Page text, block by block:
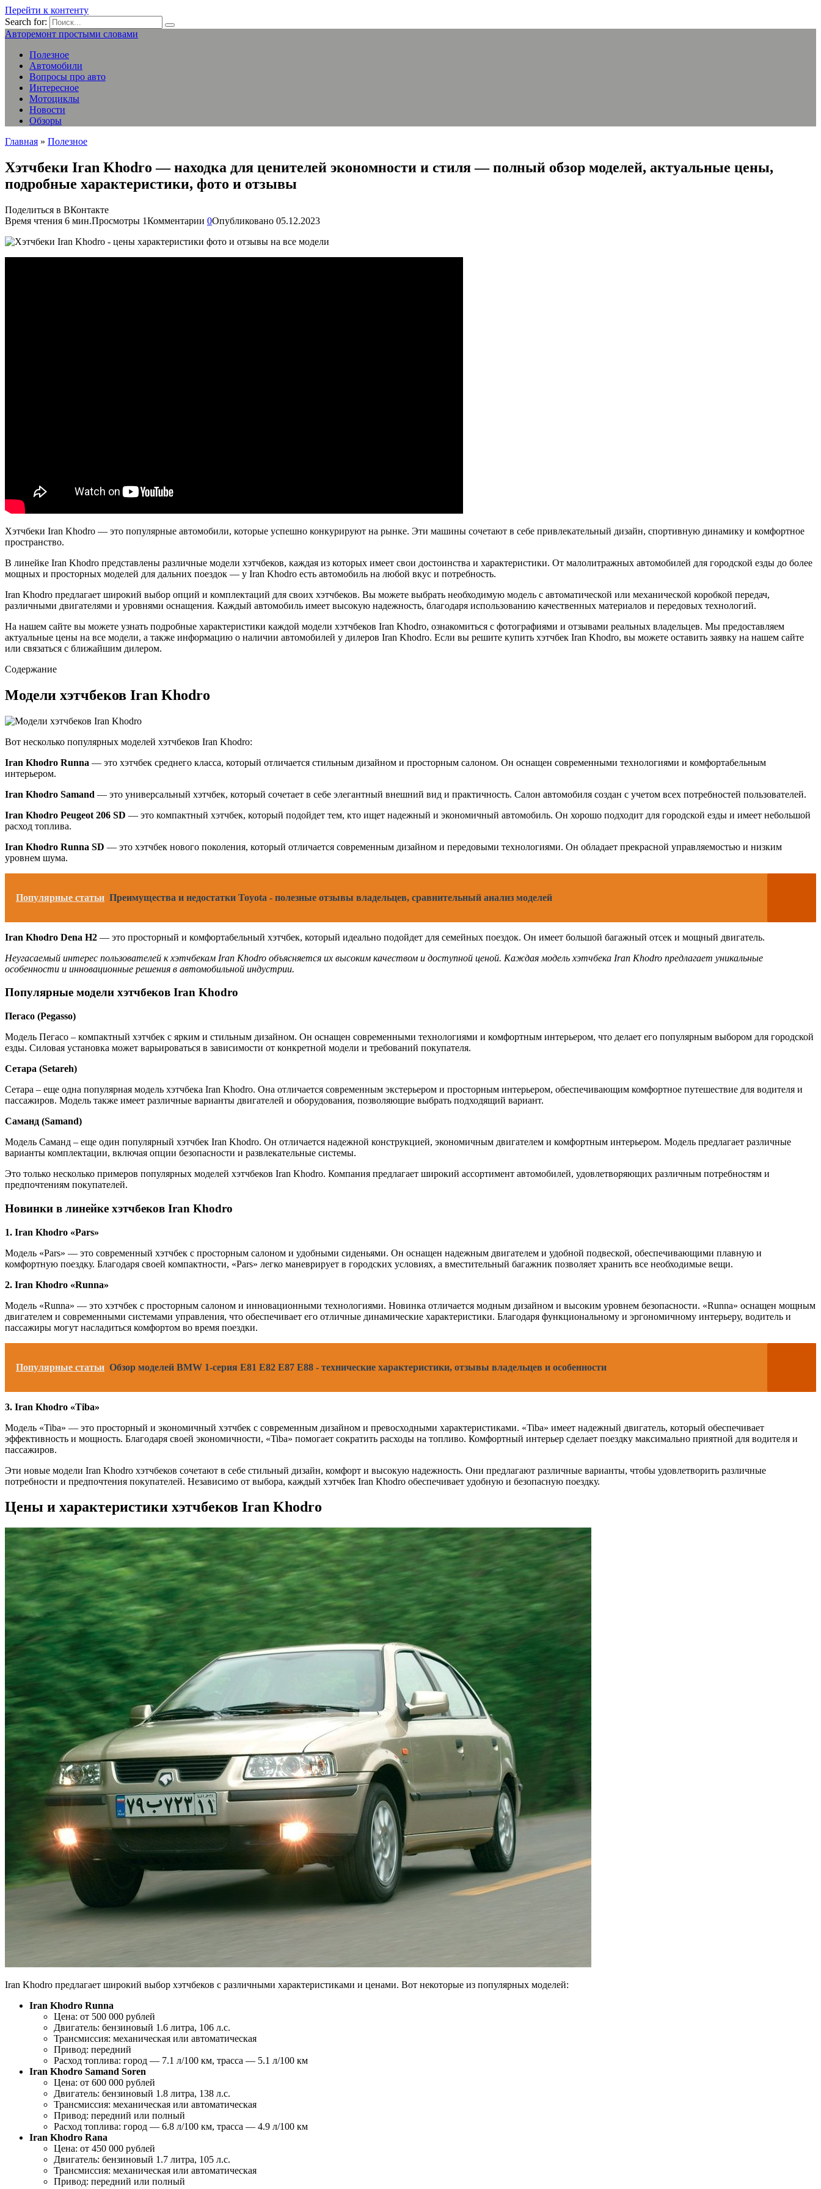
Перейти к контенту
Search for:
Авторемонт простыми словами
Полезное
Автомобили
Вопросы про авто
Интересное
Мотоциклы
Новости
Обзоры
Главная » Полезное
Хэтчбеки Iran Khodro — находка для ценителей экономности и стиля — полный обзор моделей, актуальные цены,
подробные характеристики, фото и отзывы
Поделиться в ВКонтакте
Время чтения 6 мин.Просмотры 1Комментарии 0Опубликовано 05.12.2023
Хэтчбеки Iran Khodro — это популярные автомобили, которые успешно конкурируют на рынке. Эти машины сочетают в себе привлекательный дизайн, спортивную динамику и комфортное
пространство.
В линейке Iran Khodro представлены различные модели хэтчбеков, каждая из которых имеет свои достоинства и характеристики. От малолитражных автомобилей для городской езды до более
мощных и просторных моделей для дальних поездок — у Iran Khodro есть автомобиль на любой вкус и потребность.
Iran Khodro предлагает широкий выбор опций и комплектаций для своих хэтчбеков. Вы можете выбрать необходимую модель с автоматической или механической коробкой передач,
различными двигателями и уровнями оснащения. Каждый автомобиль имеет высокую надежность, благодаря использованию качественных материалов и передовых технологий.
На нашем сайте вы можете узнать подробные характеристики каждой модели хэтчбеков Iran Khodro, ознакомиться с фотографиями и отзывами реальных владельцев. Мы предоставляем
актуальные цены на все модели, а также информацию о наличии автомобилей у дилеров Iran Khodro. Если вы решите купить хэтчбек Iran Khodro, вы можете оставить заявку на нашем сайте
или связаться с ближайшим дилером.
Содержание
Модели хэтчбеков Iran Khodro
Вот несколько популярных моделей хэтчбеков Iran Khodro:
Iran Khodro Runna — это хэтчбек среднего класса, который отличается стильным дизайном и просторным салоном. Он оснащен современными технологиями и комфортабельным
интерьером.
Iran Khodro Samand — это универсальный хэтчбек, который сочетает в себе элегантный внешний вид и практичность. Салон автомобиля создан с учетом всех потребностей пользователей.
Iran Khodro Peugeot 206 SD — это компактный хэтчбек, который подойдет тем, кто ищет надежный и экономичный автомобиль. Он хорошо подходит для городской езды и имеет небольшой
расход топлива.
Iran Khodro Runna SD — это хэтчбек нового поколения, который отличается современным дизайном и передовыми технологиями. Он обладает прекрасной управляемостью и низким
уровнем шума.
Популярные статьи Преимущества и недостатки Toyota - полезные отзывы владельцев, сравнительный анализ моделей
Iran Khodro Dena H2 — это просторный и комфортабельный хэтчбек, который идеально подойдет для семейных поездок. Он имеет большой багажный отсек и мощный двигатель.
Неугасаемый интерес пользователей к хэтчбекам Iran Khodro объясняется их высоким качеством и доступной ценой. Каждая модель хэтчбека Iran Khodro предлагает уникальные
особенности и инновационные решения в автомобильной индустрии.
Популярные модели хэтчбеков Iran Khodro
Пегасо (Pegasso)
Модель Пегасо – компактный хэтчбек с ярким и стильным дизайном. Он оснащен современными технологиями и комфортным интерьером, что делает его популярным выбором для городской
езды. Силовая установка может варьироваться в зависимости от конкретной модели и требований покупателя.
Сетара (Setareh)
Сетара – еще одна популярная модель хэтчбека Iran Khodro. Она отличается современным экстерьером и просторным интерьером, обеспечивающим комфортное путешествие для водителя и
пассажиров. Модель также имеет различные варианты двигателей и оборудования, позволяющие выбрать подходящий вариант.
Саманд (Samand)
Модель Саманд – еще один популярный хэтчбек Iran Khodro. Он отличается надежной конструкцией, экономичным двигателем и комфортным интерьером. Модель предлагает различные
варианты комплектации, включая опции безопасности и развлекательные системы.
Это только несколько примеров популярных моделей хэтчбеков Iran Khodro. Компания предлагает широкий ассортимент автомобилей, удовлетворяющих различным потребностям и
предпочтениям покупателей.
Новинки в линейке хэтчбеков Iran Khodro
1. Iran Khodro «Pars»
Модель «Pars» — это современный хэтчбек с просторным салоном и удобными сиденьями. Он оснащен надежным двигателем и удобной подвеской, обеспечивающими плавную и
комфортную поездку. Благодаря своей компактности, «Pars» легко маневрирует в городских условиях, а вместительный багажник позволяет хранить все необходимые вещи.
2. Iran Khodro «Runna»
Модель «Runna» — это хэтчбек с просторным салоном и инновационными технологиями. Новинка отличается модным дизайном и высоким уровнем безопасности. «Runna» оснащен мощным
двигателем и современными системами управления, что обеспечивает его отличные динамические характеристики. Благодаря функциональному и эргономичному интерьеру, водитель и
пассажиры могут насладиться комфортом во время поездки.
Популярные статьи Обзор моделей BMW 1-серия E81 E82 E87 E88 - технические характеристики, отзывы владельцев и особенности
3. Iran Khodro «Tiba»
Модель «Tiba» — это просторный и экономичный хэтчбек с современным дизайном и превосходными характеристиками. «Tiba» имеет надежный двигатель, который обеспечивает
эффективность и мощность. Благодаря своей экономичности, «Tiba» помогает сократить расходы на топливо. Комфортный интерьер сделает поездку максимально приятной для водителя и
пассажиров.
Эти новые модели Iran Khodro хэтчбеков сочетают в себе стильный дизайн, комфорт и высокую надежность. Они предлагают различные варианты, чтобы удовлетворить различные
потребности и предпочтения покупателей. Независимо от выбора, каждый хэтчбек Iran Khodro обеспечивает удобную и безопасную поездку.
Цены и характеристики хэтчбеков Iran Khodro
Iran Khodro предлагает широкий выбор хэтчбеков с различными характеристиками и ценами. Вот некоторые из популярных моделей:
Iran Khodro Runna
Цена: от 500 000 рублей
Двигатель: бензиновый 1.6 литра, 106 л.с.
Трансмиссия: механическая или автоматическая
Привод: передний
Расход топлива: город — 7.1 л/100 км, трасса — 5.1 л/100 км
Iran Khodro Samand Soren
Цена: от 600 000 рублей
Двигатель: бензиновый 1.8 литра, 138 л.с.
Трансмиссия: механическая или автоматическая
Привод: передний или полный
Расход топлива: город — 6.8 л/100 км, трасса — 4.9 л/100 км
Iran Khodro Rana
Цена: от 450 000 рублей
Двигатель: бензиновый 1.7 литра, 105 л.с.
Трансмиссия: механическая или автоматическая
Привод: передний или полный